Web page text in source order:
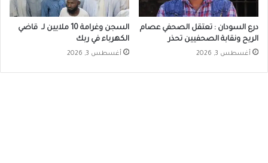
درع السودان : تعتقل الصحفي عصام
الريح ونقابة الصحفيين تحذر
أغسطس 3, 2026
السجن وغرامة 10 ملايين لـ قاضي
الكهرباء في ربك
أغسطس 3, 2026